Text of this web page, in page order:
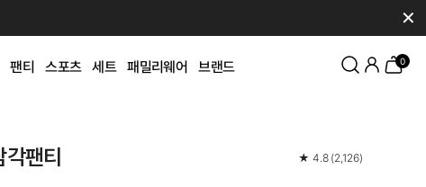
✕
팬티 스포츠 세트 패밀리웨어 브랜드 0
팬티 ★ 4.8 (2,126)